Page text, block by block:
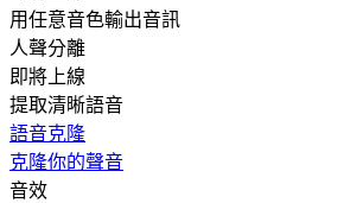
用任意音色輸出音訊
人聲分離
即將上線
提取清晰語音
語音克隆
克隆你的聲音
音效